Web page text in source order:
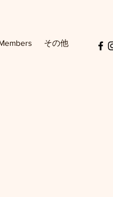
その他